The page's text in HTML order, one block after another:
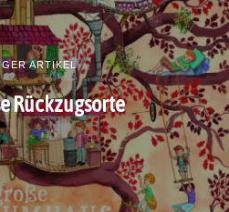
ARTIKEL
Rückzugsorte